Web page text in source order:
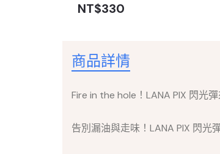
NT$330
商品詳情
Fire in the hole！LANA PIX 閃光彈
告別漏油與走味！LANA PIX 閃光